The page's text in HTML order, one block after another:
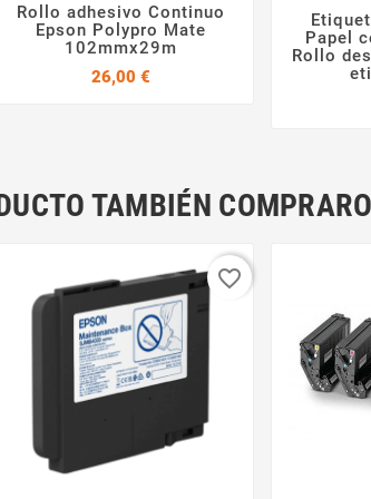
 
Rollo adhesivo Continuo
Epson Polypro Mate
102mmx29m
26,00 €
Papel
Rollo
TAMBIÉN
favorite_border